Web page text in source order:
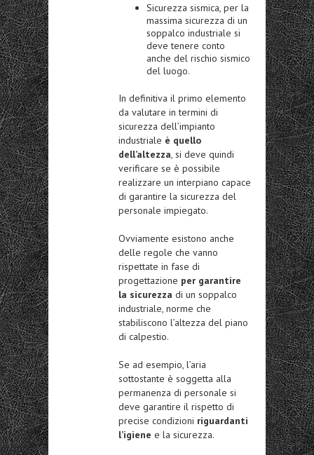
Sicurezza sismica, per la
massima sicurezza di un
soppalco industriale si
deve tenere conto
anche del rischio sismico
del luogo.
In definitiva il primo elemento
da valutare in termini di
sicurezza dell’impianto
industriale è quello
dell’altezza, si deve quindi
verificare se è possibile
realizzare un interpiano capace
di garantire la sicurezza del
personale impiegato.
Ovviamente esistono anche
delle regole che vanno
rispettate in fase di
progettazione per garantire
la sicurezza di un soppalco
industriale, norme che
stabiliscono l’altezza del piano
di calpestio.
Se ad esempio, l’aria
sottostante è soggetta alla
permanenza di personale si
deve garantire il rispetto di
precise condizioni riguardanti
l’igiene e la sicurezza.